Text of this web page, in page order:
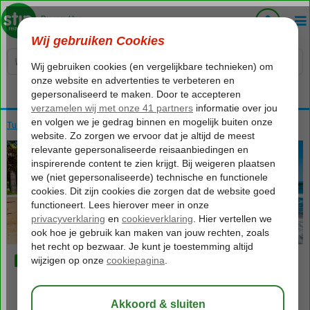
Voelt als thuiskomen...
Turkije Egeische kust Kusadasi Bingoreizen Kusadasi
va 860
o.b.v. 2 personen
Bingoreizen Kusadasi